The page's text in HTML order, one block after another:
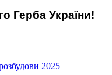
Герба України!
2025